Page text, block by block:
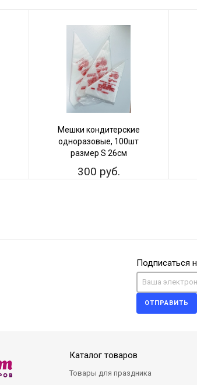
Мешки кондитерские
одноразовые, 100шт
размер S 26см
300 руб.
Подписаться
ОТПРАВИТЬ
Каталог товаров
Товары для праздника